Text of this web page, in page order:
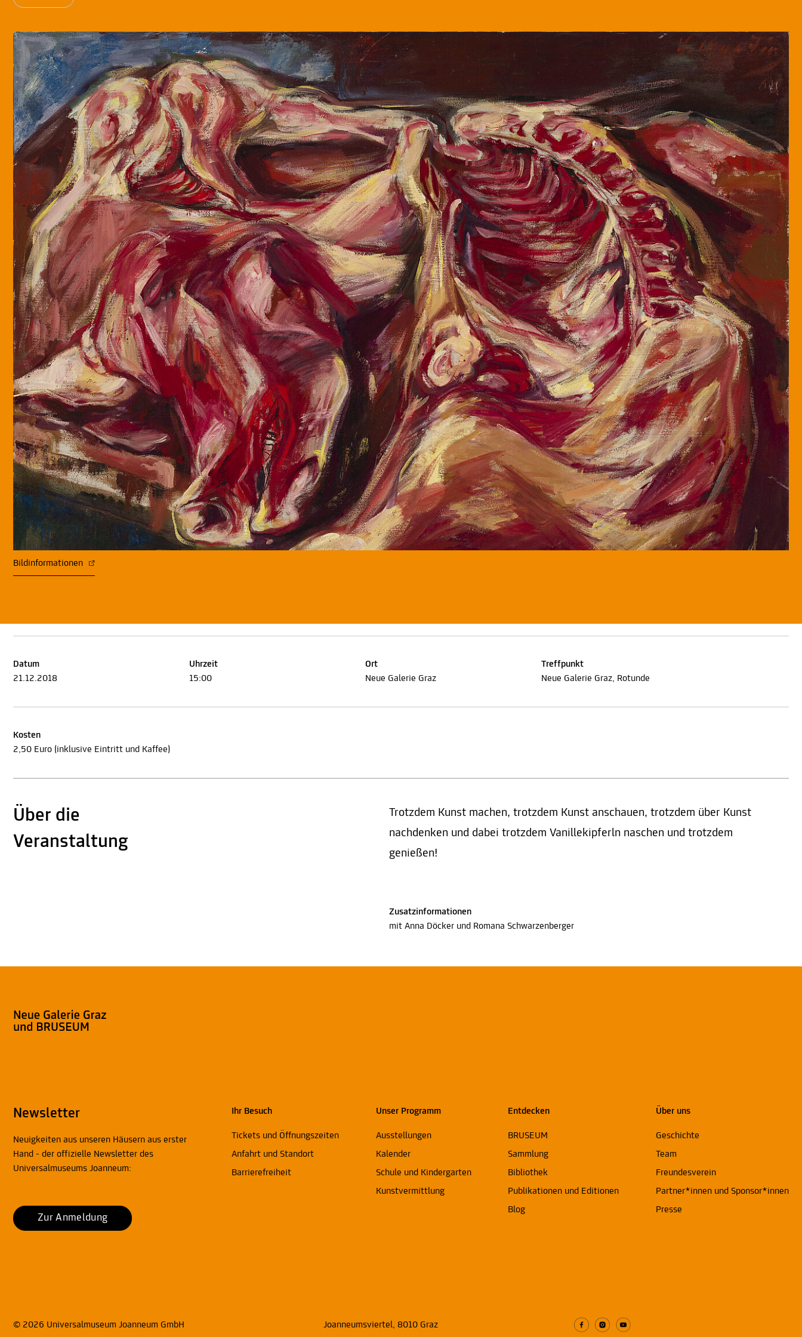
Bildinformationen
Datum
21.12.2018
Uhrzeit
15:00
Ort
Neue Galerie Graz
Treffpunkt
Neue Galerie Graz, Rotunde
Kosten
2,50 Euro (inklusive Eintritt und Kaffee)
Über die
Veranstaltung
Trotzdem Kunst machen, trotzdem Kunst anschauen, trotzdem über Kunst
nachdenken und dabei trotzdem Vanillekipferln naschen und trotzdem
genießen!
Zusatzinformationen
mit Anna Döcker und Romana Schwarzenberger
Newsletter
Neuigkeiten aus unseren Häusern aus erster
Hand - der offizielle Newsletter des
Universalmuseums Joanneum:
Zur Anmeldung
Ihr Besuch
Tickets und Öffnungszeiten
Anfahrt und Standort
Barrierefreiheit
Unser Programm
Ausstellungen
Kalender
Schule und Kindergarten
Kunstvermittlung
Entdecken
BRUSEUM
Sammlung
Bibliothek
Publikationen und Editionen
Blog
Über uns
Geschichte
Team
Freundesverein
Partner*innen und Sponsor*innen
Presse
© 2026 Universalmuseum Joanneum GmbH Joanneumsviertel, 8010 Graz